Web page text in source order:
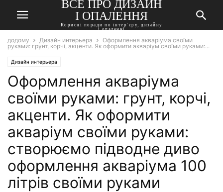
ВСЕ ПРО ДИЗАЙН
І ОПАЛЕННЯ
Корисні поради по інтер'єру, дизайну
і опаленні
додому Дизайн интерьера
Оформлення акваріума своїми
руками: грунт, корчі, акценти. Як оформити акваріум своїми руками:...
Дизайн интерьера
Оформлення акваріума
своїми руками: грунт, корчі,
акценти. Як оформити
акваріум своїми руками:
створюємо підводне диво
оформлення акваріума 100
літрів своїми руками